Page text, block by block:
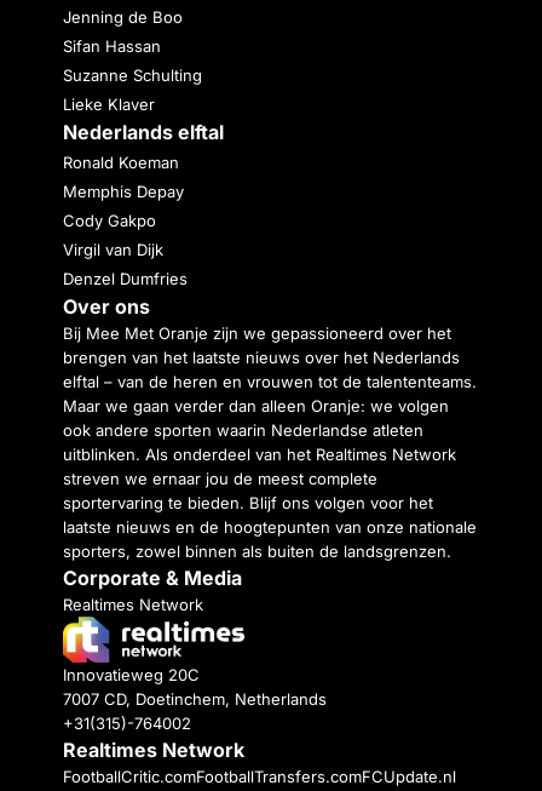
Jenning de Boo
Sifan Hassan
Suzanne Schulting
Lieke Klaver
Nederlands elftal
Ronald Koeman
Memphis Depay
Cody Gakpo
Virgil van Dijk
Denzel Dumfries
Over ons
Bij Mee Met Oranje zijn we gepassioneerd over het
brengen van het laatste nieuws over het Nederlands
elftal – van de heren en vrouwen tot de talententeams.
Maar we gaan verder dan alleen Oranje: we volgen
ook andere sporten waarin Nederlandse atleten
uitblinken. Als onderdeel van het Realtimes Network
streven we ernaar jou de meest complete
sportervaring te bieden. Blijf ons volgen voor het
laatste nieuws en de hoogtepunten van onze nationale
sporters, zowel binnen als buiten de landsgrenzen.
Corporate & Media
Realtimes Network
Innovatieweg 20C
7007 CD, Doetinchem, Netherlands
+31(315)-764002
Realtimes Network
FootballCritic.comFootballTransfers.comFCUpdate.nl